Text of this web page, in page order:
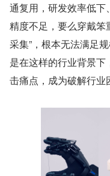
通复用，研发效率低
精度不足，要么穿戴笨
采集”，根本无法满足
是在这样的行业背景
击痛点，成为破解行业